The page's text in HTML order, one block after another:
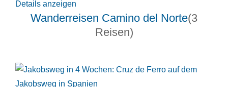
Details anzeigen
Wanderreisen Camino del Norte(3
Reisen)